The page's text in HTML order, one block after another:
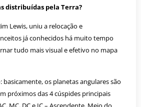
distribuídas pela Terra?
Lewis, uniu a relocação e
já conhecidos há muito tempo
tudo mais visual e efetivo no mapa
: basicamente, os planetas angulares são
próximos das 4 cúspides principais